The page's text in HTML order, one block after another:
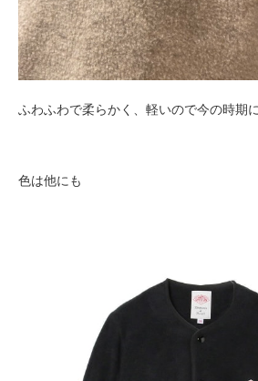
ふわふわで柔らかく、軽いので今の時期
色は他にも